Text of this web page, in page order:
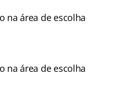
na área de escolha
na área de escolha